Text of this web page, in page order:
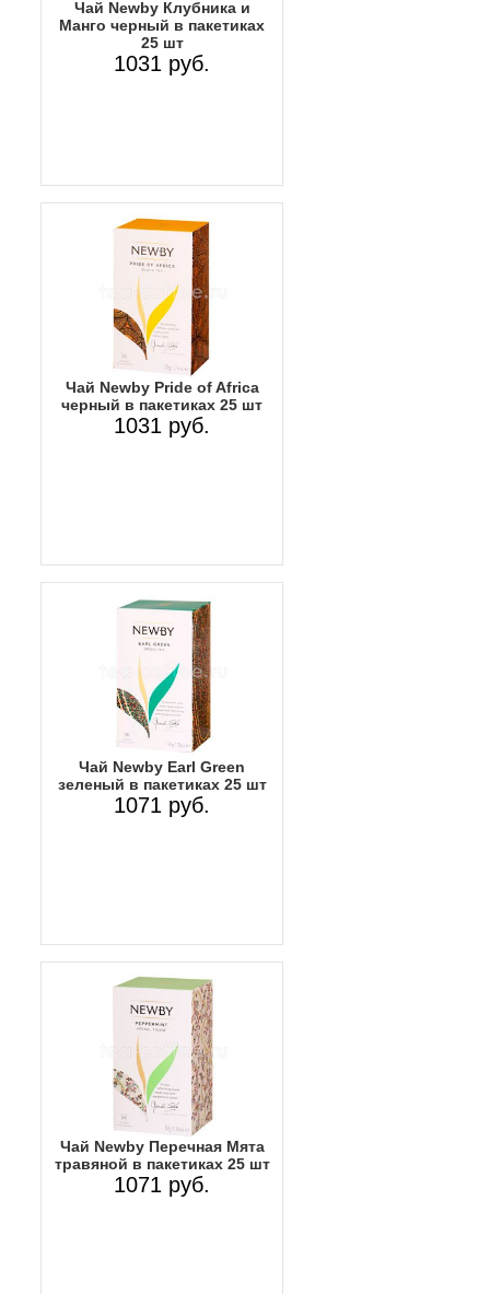
Чай Newby Клубника и
Манго черный в пакетиках
25 шт
1031 руб.
Чай Newby Pride of Africa
черный в пакетиках 25 шт
1031 руб.
Чай Newby Earl Green
зеленый в пакетиках 25 шт
1071 руб.
Чай Newby Перечная Мята
травяной в пакетиках 25 шт
1071 руб.